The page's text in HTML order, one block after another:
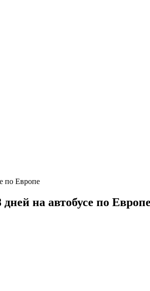
на автобусе по Европе